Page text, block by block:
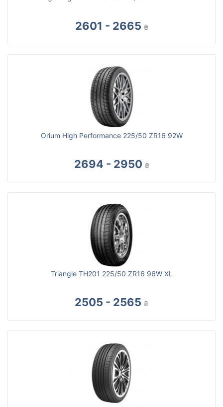
2601 - 2665 ₴
Orium High Performance 225/50 ZR16 92W
2694 - 2950 ₴
Triangle TH201 225/50 ZR16 96W XL
2505 - 2565 ₴